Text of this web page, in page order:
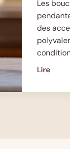
Les
des
Lire
: